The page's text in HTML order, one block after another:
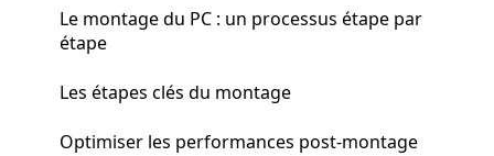
Le montage du PC : un processus étape par
étape
Les étapes clés du montage
Optimiser les performances post-montage